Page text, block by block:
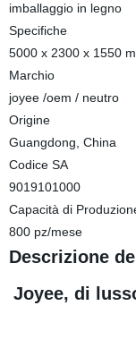
imballaggio in legno
Specifiche
5000 x 2300 x 1550
Marchio
joyee /oem / neutro
Origine
Guangdong, China
Codice SA
9019101000
Capacità di
800 pz/mese
Descrizione
Joyee, di